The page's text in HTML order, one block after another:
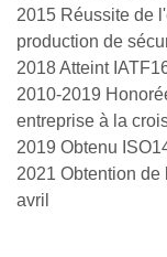
2015 Réussite de
production de
2018 Atteint
2010-2019
entreprise à la
2019 Obtenu
2021 Obtention de
avril